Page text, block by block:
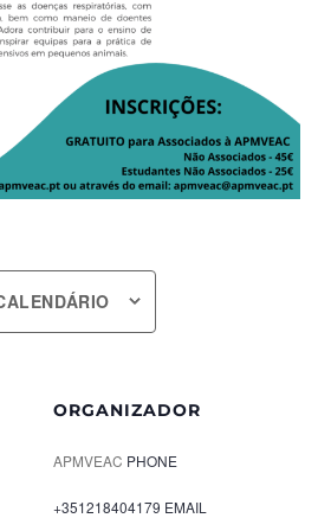
ORGANIZADOR
APMVEAC PHONE
+351218404179 EMAIL